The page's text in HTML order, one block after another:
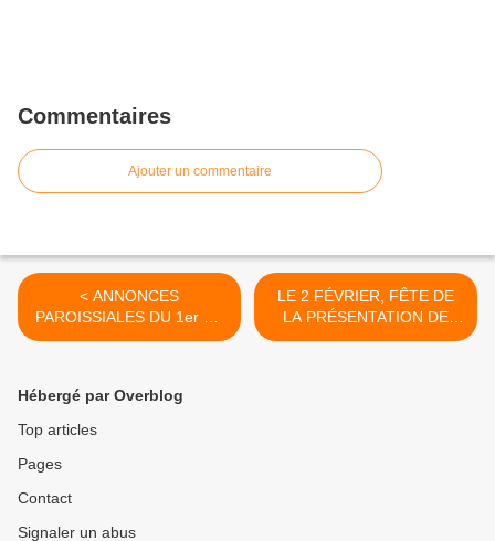
Commentaires
Ajouter un commentaire
< ANNONCES
PAROISSIALES DU 1er AU
9 FÉVRIER 2025 -
LE 2 FÉVRIER, FÊTE DE
LA PRÉSENTATION DE
JÉSUS AU TEMPLE MAIS
Hébergé par Overblog
Top articles
Pages
Contact
Signaler un abus